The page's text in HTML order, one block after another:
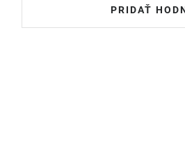
PRIDAŤ